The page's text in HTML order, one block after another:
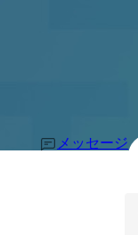
メッセージ